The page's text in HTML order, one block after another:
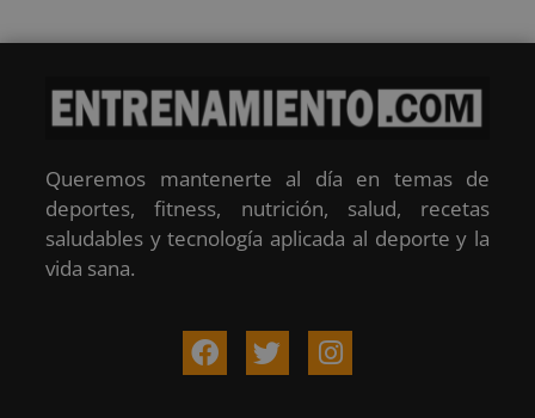
Queremos mantenerte al día en temas de
deportes, fitness, nutrición, salud, recetas
saludables y tecnología aplicada al deporte y la
vida sana.